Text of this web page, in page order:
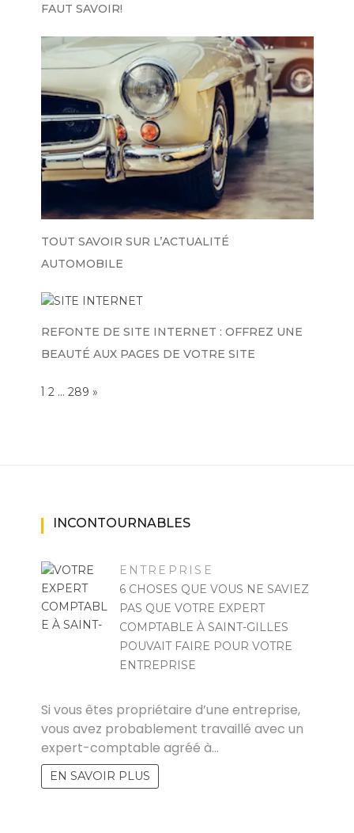
FAUT SAVOIR!
TOUT SAVOIR SUR L’ACTUALITÉ
AUTOMOBILE
REFONTE DE SITE INTERNET : OFFREZ UNE
BEAUTÉ AUX PAGES DE VOTRE SITE
Page:
1 2 … 289 NEXT
»
INCONTOURNABLES
ENTREPRISE
6 CHOSES QUE VOUS NE SAVIEZ
PAS QUE VOTRE EXPERT
COMPTABLE À SAINT-GILLES
POUVAIT FAIRE POUR VOTRE
ENTREPRISE
Si vous êtes propriétaire d’une entreprise,
vous avez probablement travaillé avec un
expert-comptable agréé à…
EN SAVOIR PLUS